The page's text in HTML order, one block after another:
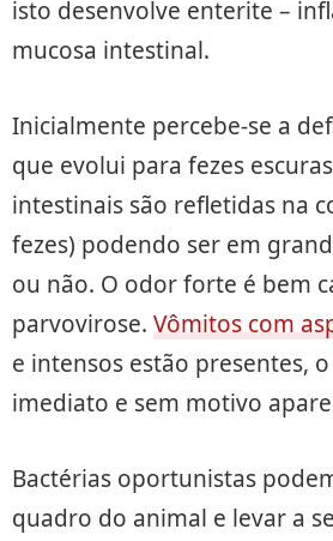
isto desenvolve enterite –
mucosa intestinal.
Inicialmente percebe-se a
que evolui para fezes
intestinais são refletidas na
fezes) podendo ser em
ou não. O odor forte é bem
parvovirose. Vômitos com
e intensos estão presentes,
imediato e sem motivo
Bactérias oportunistas
quadro do animal e levar a